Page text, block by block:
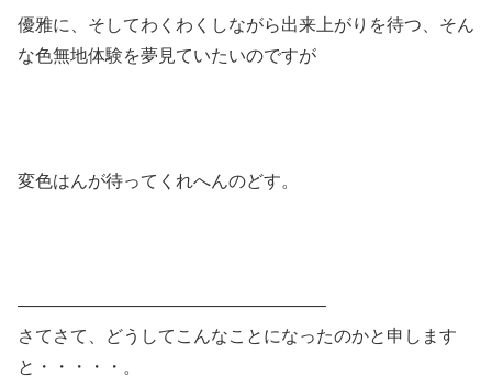
優雅に、そしてわくわくしながら出来上がりを待つ、そん
な色無地体験を夢見ていたいのですが
変色はんが待ってくれへんのどす。
—————————————————–
さてさて、どうしてこんなことになったのかと申します
と・・・・・。